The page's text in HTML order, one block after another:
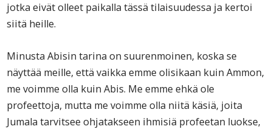
jotka eivät olleet paikalla tässä tilaisuudessa ja kertoi
siitä heille.
Minusta Abisin tarina on suurenmoinen, koska se
näyttää meille, että vaikka emme olisikaan kuin Ammon,
me voimme olla kuin Abis. Me emme ehkä ole
profeettoja, mutta me voimme olla niitä käsiä, joita
Jumala tarvitsee ohjatakseen ihmisiä profeetan luokse,